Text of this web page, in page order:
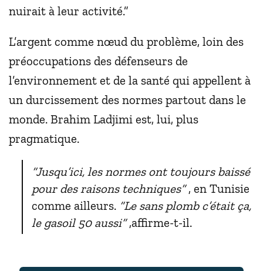
nuirait à leur activité.”
L’argent comme nœud du problème, loin des
préoccupations des défenseurs de
l’environnement et de la santé qui appellent à
un durcissement des normes partout dans le
monde. Brahim Ladjimi est, lui, plus
pragmatique.
“Jusqu’ici, les normes ont toujours baissé
pour des raisons techniques”, en Tunisie
comme ailleurs. “Le sans plomb c’était ça,
le gasoil 50 aussi”,affirme-t-il.